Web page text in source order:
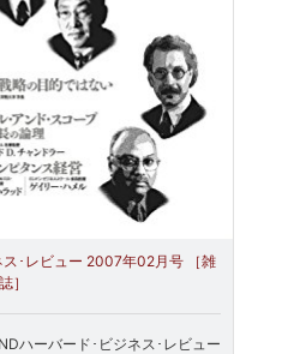
･レビュー 2007年02月号 ［雑
誌］
ハーバード･ビジネス･レビュー